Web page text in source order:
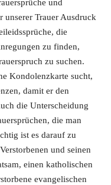
und
unserer Trauer Ausdruck
die
zu finden,
zu suchen.
Kondolenzkarte sucht,
damit er den
die Unterscheidung
die man
ist es darauf zu
und seinen
einen katholischen
evangelischen